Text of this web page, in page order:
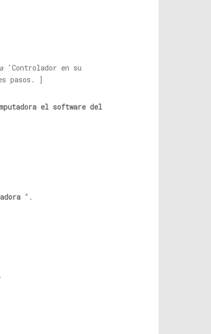
'Controlador en su
pasos. ]
el software del
“.